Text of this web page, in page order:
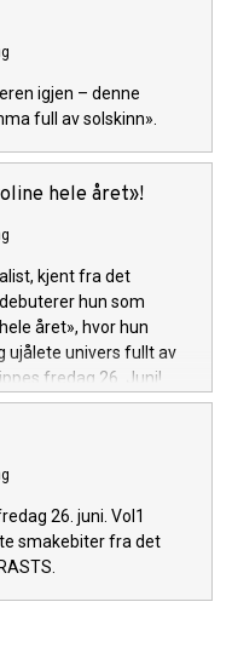
igjen – denne
full av solskinn».
hele året»!
kjent fra det
hun som
året», hvor hun
ujålete univers fullt av
fredag 26. Juni!
26. juni. Vol1
smakebiter fra det